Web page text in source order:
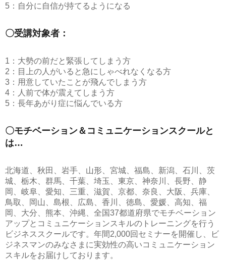
5：自分に自信が持てるようになる
〇受講対象者：
1：大勢の前だと緊張してしまう方
2：目上の人がいると急にしゃべれなくなる方
3：用意していたことが飛んでしまう方
4：人前で体が震えてしまう方
5：長年あがり症に悩んでいる方
〇モチベーション＆コミュニケーションスクールと
は…
北海道、秋田、岩手、山形、宮城、福島、新潟、石川、茨
城、栃木、群馬、千葉、埼玉、東京、神奈川、長野、静
岡、岐阜、愛知、三重、滋賀、京都、奈良、大阪、兵庫、
鳥取、岡山、島根、広島、香川、徳島、愛媛、高知、福
岡、大分、熊本、沖縄、全国37都道府県でモチベーション
アップとコミュニケーションスキルのトレーニングを行う
ビジネススクールです。年間2,000回セミナーを開催し、ビ
ジネスマンのみなさまに実効性の高いコミュニケーション
スキルをお届けしております。